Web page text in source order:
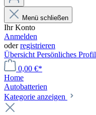
Menü schließen
Ihr Konto
Anmelden
oderregistrieren
Übersicht Persönliches Profil
0,00 €*
Home
Autobatterien
Kategorie anzeigen